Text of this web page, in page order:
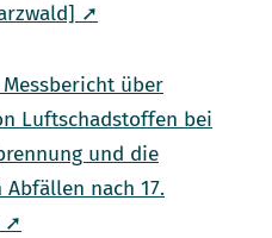
➚
über
Luftschadstoffen bei
und die
nach 17.
➚